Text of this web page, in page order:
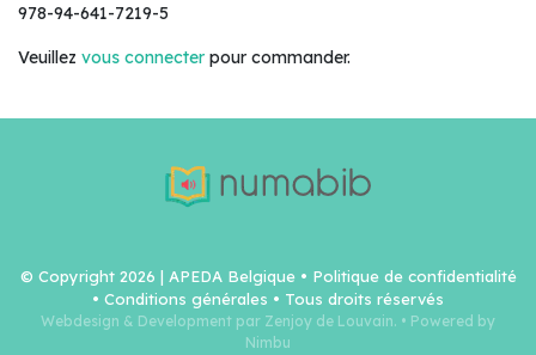
978-94-641-7219-5
Veuillez vous connecter pour commander.
© Copyright 2026 | APEDA Belgique • Politique de confidentialité
• Conditions générales • Tous droits réservés
Webdesign & Development par Zenjoy de Louvain. • Powered by
Nimbu